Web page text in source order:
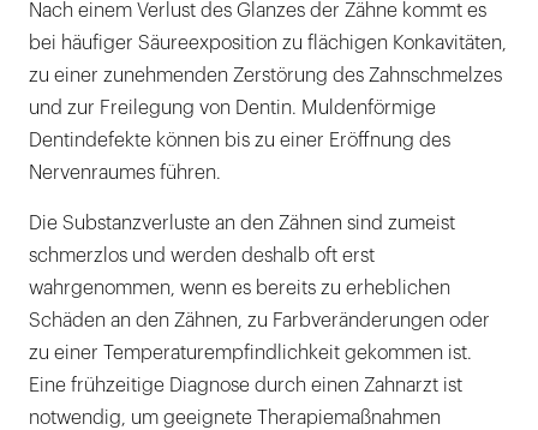
Nach einem Verlust des Glanzes der Zähne kommt es
bei häufiger Säureexposition zu flächigen Konkavitäten,
zu einer zunehmenden Zerstörung des Zahnschmelzes
und zur Freilegung von Dentin. Muldenförmige
Dentindefekte können bis zu einer Eröffnung des
Nervenraumes führen.
Die Substanzverluste an den Zähnen sind zumeist
schmerzlos und werden deshalb oft erst
wahrgenommen, wenn es bereits zu erheblichen
Schäden an den Zähnen, zu Farbveränderungen oder
zu einer Temperaturempfindlichkeit gekommen ist.
Eine frühzeitige Diagnose durch einen Zahnarzt ist
notwendig, um geeignete Therapiemaßnahmen